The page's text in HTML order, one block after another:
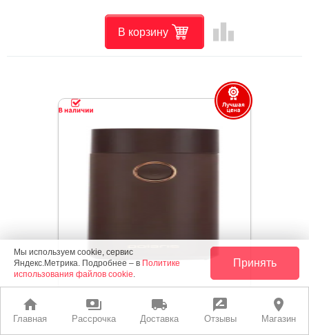
home
Главная
payments
Рассрочка
local_shipping
Доставка
rate_review
Отзывы
place
Магазин
В корзину leaderboard
Кофемолка Polaris PCG 2014 Коричневый
Мы используем cookie, сервис
Яндекс.Метрика. Подробнее – в Политике
использования файлов cookie.
Принять